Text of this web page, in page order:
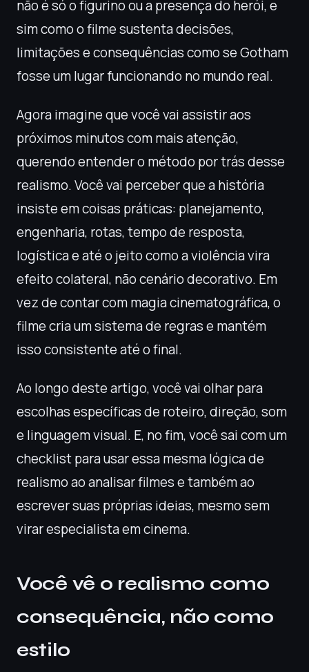
não é só o figurino ou a presença do herói, e
sim como o filme sustenta decisões,
limitações e consequências como se Gotham
fosse um lugar funcionando no mundo real.
Agora imagine que você vai assistir aos
próximos minutos com mais atenção,
querendo entender o método por trás desse
realismo. Você vai perceber que a história
insiste em coisas práticas: planejamento,
engenharia, rotas, tempo de resposta,
logística e até o jeito como a violência vira
efeito colateral, não cenário decorativo. Em
vez de contar com magia cinematográfica, o
filme cria um sistema de regras e mantém
isso consistente até o final.
Ao longo deste artigo, você vai olhar para
escolhas específicas de roteiro, direção, som
e linguagem visual. E, no fim, você sai com um
checklist para usar essa mesma lógica de
realismo ao analisar filmes e também ao
escrever suas próprias ideias, mesmo sem
virar especialista em cinema.
Você vê o realismo como
consequência, não como
estilo